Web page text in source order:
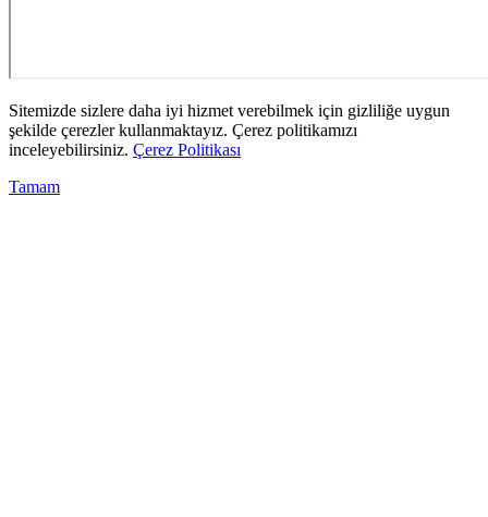
Sitemizde sizlere daha iyi hizmet verebilmek için gizliliğe uygun
şekilde çerezler kullanmaktayız. Çerez politikamızı
inceleyebilirsiniz. Çerez Politikası
Tamam